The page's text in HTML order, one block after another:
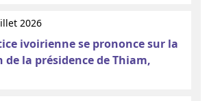
2026
ivoirienne se prononce sur la
la présidence de Thiam,